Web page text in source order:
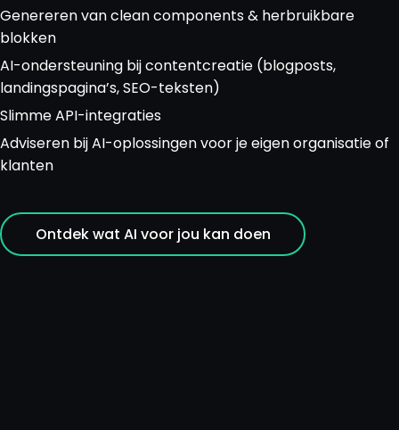
Genereren van clean components & herbruikbare
blokken
AI-ondersteuning bij contentcreatie (blogposts,
landingspagina’s, SEO-teksten)
Slimme API-integraties
Adviseren bij AI-oplossingen voor je eigen organisatie of
klanten
Ontdek wat AI voor jou kan doen